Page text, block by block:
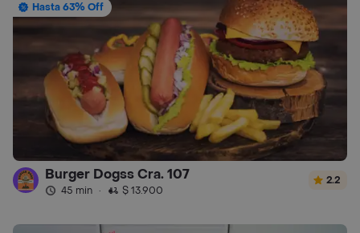
Hasta 63% Off
Burger Dogss Cra. 107
45 min · $ 13.900
2.2